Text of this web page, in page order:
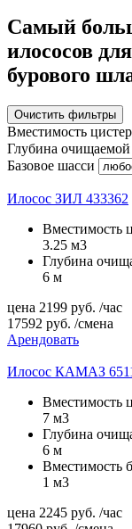
Самый
илососов
бурового
Очистить фильтры
Вместимость
Глубина
Базовое шасси
Илосос ЗИЛ 433362
Вместимость
3.25 м3
Глубина
6 м
цена 2199 руб. /час
17592 руб. /смена
Арендовать
Илосос КАМАЗ
Вместимость
7 м3
Глубина
6 м
Вместимость
1 м3
цена 2245 руб. /час